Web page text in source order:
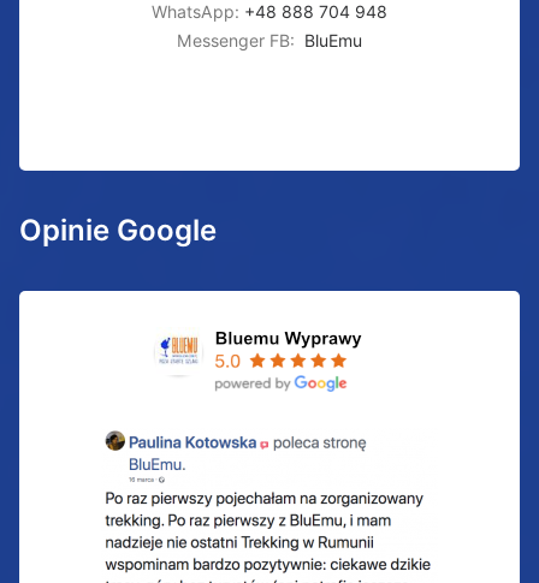
WhatsApp: +48 888 704 948
Messenger FB: BluEmu
Opinie Google